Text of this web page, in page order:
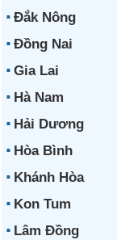
Đắk Nông
Đồng Nai
Gia Lai
Hà Nam
Hải Dương
Hòa Bình
Khánh Hòa
Kon Tum
Lâm Đồng